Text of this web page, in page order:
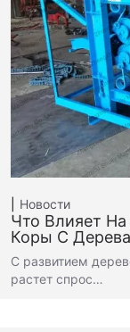
Новости
Что Влияет
Коры С
С развитием
растет спрос…